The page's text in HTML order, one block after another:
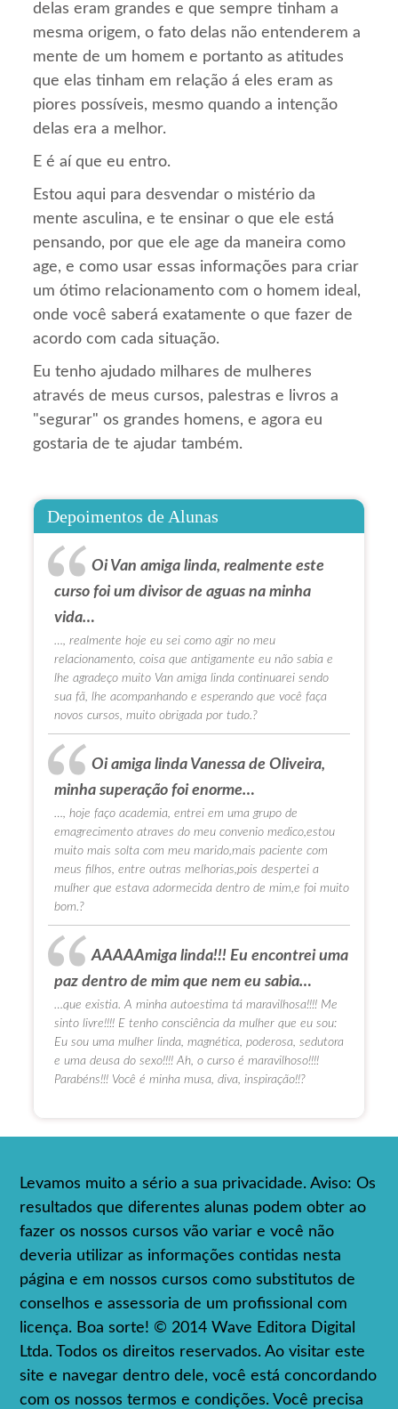
delas eram grandes e que sempre tinham a
mesma origem, o fato delas não entenderem a
mente de um homem e portanto as atitudes
que elas tinham em relação á eles eram as
piores possíveis, mesmo quando a intenção
delas era a melhor.
E é aí que eu entro.
Estou aqui para desvendar o mistério da
mente asculina, e te ensinar o que ele está
pensando, por que ele age da maneira como
age, e como usar essas informações para criar
um ótimo relacionamento com o homem ideal,
onde você saberá exatamente o que fazer de
acordo com cada situação.
Eu tenho ajudado milhares de mulheres
através de meus cursos, palestras e livros a
"segurar" os grandes homens, e agora eu
gostaria de te ajudar também.
Depoimentos de Alunas
Oi Van amiga linda, realmente este
curso foi um divisor de aguas na minha
vida…
…, realmente hoje eu sei como agir no meu
relacionamento, coisa que antigamente eu não sabia e
lhe agradeço muito Van amiga linda continuarei sendo
sua fã, lhe acompanhando e esperando que você faça
novos cursos, muito obrigada por tudo.?
Oi amiga linda Vanessa de Oliveira,
minha superação foi enorme…
…, hoje faço academia, entrei em uma grupo de
emagrecimento atraves do meu convenio medico,estou
muito mais solta com meu marido,mais paciente com
meus filhos, entre outras melhorias,pois despertei a
mulher que estava adormecida dentro de mim,e foi muito
bom.?
AAAAAmiga linda!!! Eu encontrei uma
paz dentro de mim que nem eu sabia…
…que existia. A minha autoestima tá maravilhosa!!!! Me
sinto livre!!!! E tenho consciência da mulher que eu sou:
Eu sou uma mulher linda, magnética, poderosa, sedutora
e uma deusa do sexo!!!! Ah, o curso é maravilhoso!!!!
Parabéns!!! Você é minha musa, diva, inspiração!!?
Levamos muito a sério a sua privacidade. Aviso: Os
resultados que diferentes alunas podem obter ao
fazer os nossos cursos vão variar e você não
deveria utilizar as informações contidas nesta
página e em nossos cursos como substitutos de
conselhos e assessoria de um profissional com
licença. Boa sorte! © 2014 Wave Editora Digital
Ltda. Todos os direitos reservados. Ao visitar este
site e navegar dentro dele, você está concordando
com os nossos termos e condições. Você precisa